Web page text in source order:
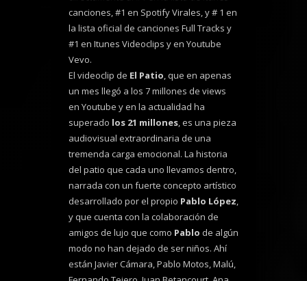
canciones, #1 en Spotify Virales, y # 1 en
la lista oficial de canciones Full Tracks y
#1 en Itunes Videoclips y en Youtube
Vevo.
El videoclip de El Patio, que en apenas
un mes llegó a los 7 millones de views
en Youtube y en la actualidad ha
superado los 21 millones, es una pieza
audiovisual extraordinaria de una
tremenda carga emocional. La historia
del patio que cada uno llevamos dentro,
narrada con un fuerte concepto artístico
desarrollado por el propio Pablo López,
y que cuenta con la colaboración de
amigos de lujo que como Pablo de algún
modo no han dejado de ser niños. Ahí
están Javier Cámara, Pablo Motos, Malú,